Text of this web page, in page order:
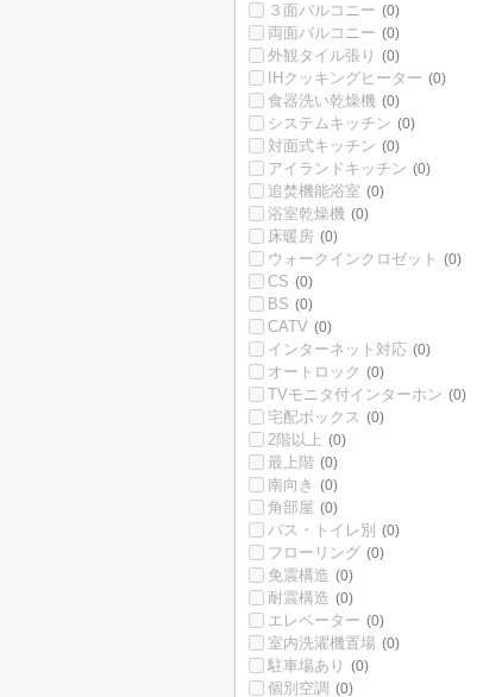
３面バルコニー (0)
両面バルコニー (0)
外観タイル張り (0)
IHクッキングヒーター (0)
食器洗い乾燥機 (0)
システムキッチン (0)
対面式キッチン (0)
アイランドキッチン (0)
追焚機能浴室 (0)
浴室乾燥機 (0)
床暖房 (0)
ウォークインクロゼット (0)
CS (0)
BS (0)
CATV (0)
インターネット対応 (0)
オートロック (0)
TVモニタ付インターホン (0)
宅配ボックス (0)
2階以上 (0)
最上階 (0)
南向き (0)
角部屋 (0)
バス・トイレ別 (0)
フローリング (0)
免震構造 (0)
耐震構造 (0)
エレベーター (0)
室内洗濯機置場 (0)
駐車場あり (0)
個別空調 (0)